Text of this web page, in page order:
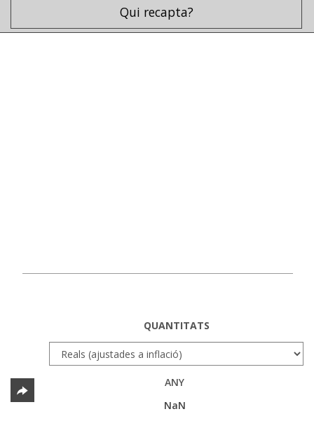
Qui recapta?
QUANTITATS
ANY
NaN